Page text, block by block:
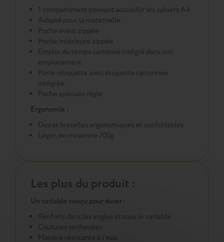
1 compartiment pouvant accueillir les cahiers A4
Adapté pour la maternelle
Poche avant zippée
Poche intérieure zippée
Emploi du temps cartonné intégré dans son
emplacement
Porte-étiquette avec étiquette cartonnée
intégrée
Poche spéciale règle
Ergonomie :
Dos et bretelles ergonomiques et confortables
Léger, en moyenne 700g
Les plus du produit :
Un cartable conçu pour durer :
Renforts dans les angles et sous le cartable
Coutures renforcées
Matière résistante à l'eau